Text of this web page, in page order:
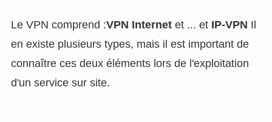
Le VPN comprend :VPN Internetet ... et IP-VPN Il
en existe plusieurs types, mais il est important de
connaître ces deux éléments lors de l'exploitation
d'un service sur site.